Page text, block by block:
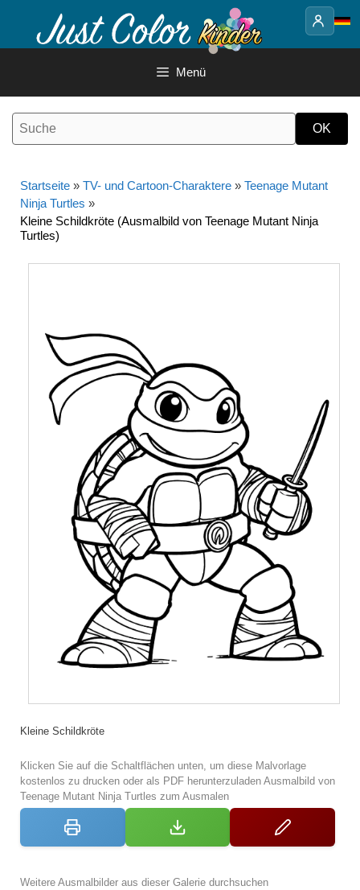
Inhalt
Menü
Startseite » TV- und Cartoon-Charaktere » Teenage Mutant
Ninja Turtles »
Kleine Schildkröte (Ausmalbild von Teenage Mutant Ninja
Turtles)
Kleine Schildkröte
Klicken Sie auf die Schaltflächen unten, um diese Malvorlage
kostenlos zu drucken oder als PDF herunterzuladen Ausmalbild von
Teenage Mutant Ninja Turtles zum Ausmalen
Weitere Ausmalbilder aus dieser Galerie durchsuchen